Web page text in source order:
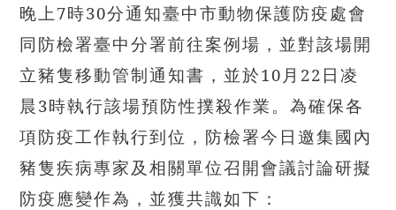
晚上7時30分通知臺中市動物保護防疫處會
同防檢署臺中分署前往案例場，並對該場開
立豬隻移動管制通知書，並於10月22日凌
晨3時執行該場預防性撲殺作業。為確保各
項防疫工作執行到位，防檢署今日邀集國內
豬隻疾病專家及相關單位召開會議討論研擬
防疫應變作為，並獲共識如下：